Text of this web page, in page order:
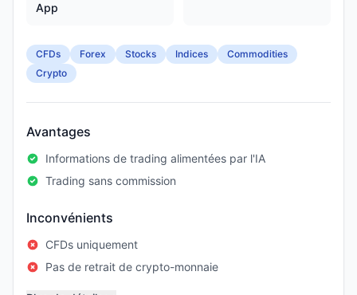
App
CFDs Forex Stocks Indices
Commodities
Crypto
Avantages
Informations de trading alimentées par l'IA
Trading sans commission
Inconvénients
CFDs uniquement
Pas de retrait de crypto-monnaie